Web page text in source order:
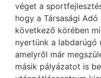
véget a
hogy a Társasági
következő körében
nyertünk a labdarúgó
amelyről már
másik pályázatot is